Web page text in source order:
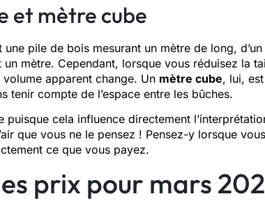
et mètre cube
une pile de bois mesurant un mètre de long,
mètre. Cependant, lorsque vous réduisez la
apparent change. Un mètre cube, lui,
tenir compte de l’espace entre les bûches.
puisque cela influence directement
que vous ne le pensez ! Pensez-y lorsque
ce que vous payez.
prix pour mars